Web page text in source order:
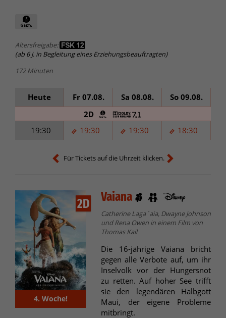
Altersfreigabe:
(ab 6 J. in Begleitung eines Erziehungsbeauftragten)
172 Minuten
Heute Fr 07.08. Sa 08.08. So 09.08.
19:30 19:30 19:30 18:30
2D
Für Tickets auf die Uhrzeit klicken.
2D
4. Woche!
Vaiana
Catherine Laga´aia, Dwayne Johnson
und Rena Owen in einem Film von
Thomas Kail
Die 16-jährige Vaiana bricht
gegen alle Verbote auf, um ihr
Inselvolk vor der Hungersnot
zu retten. Auf hoher See trifft
sie den legendären Halbgott
Maui, der eigene Probleme
mitbringt.